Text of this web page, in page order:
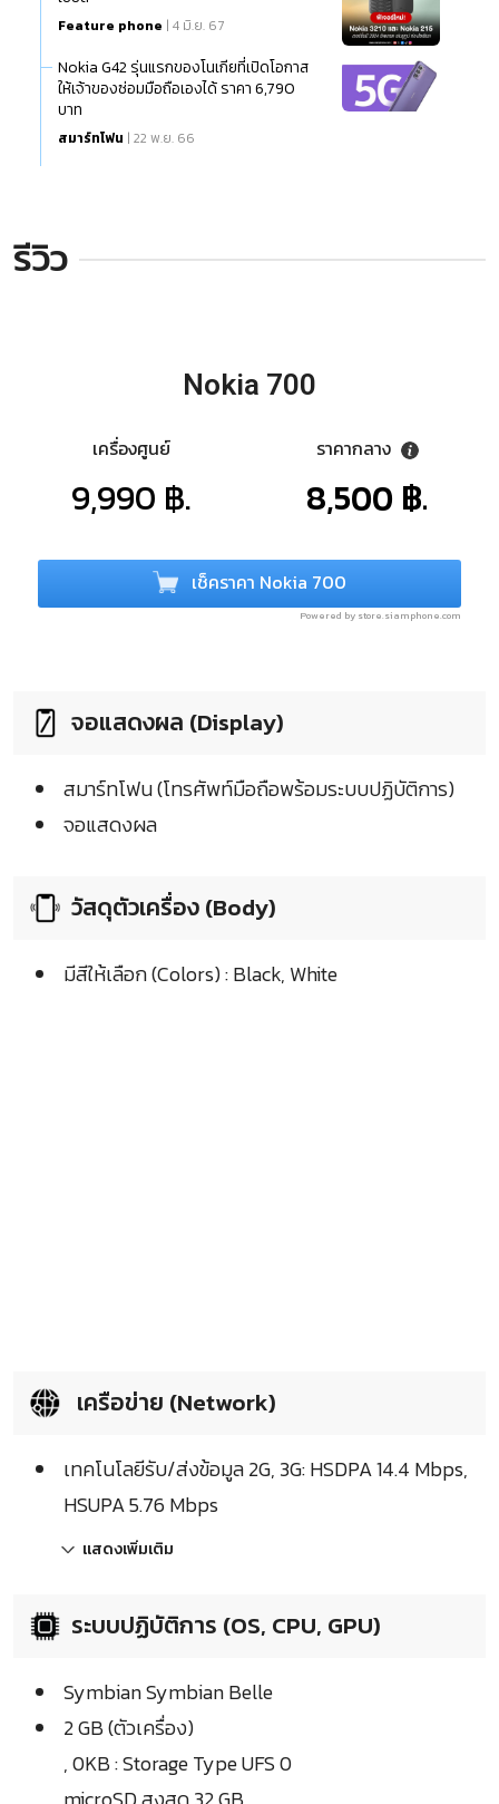
Feature phone | 4 มิ.ย. 67
Nokia G42 รุ่นแรกของโนเกียที่เปิดโอกาส
ให้เจ้าของซ่อมมือถือเองได้ ราคา 6,790
บาท
สมาร์ทโฟน | 22 พ.ย. 66
รีวิว
Nokia 700
เครื่องศูนย์
9,990 ฿.
ราคากลาง
8,500 ฿.
เช็คราคา Nokia 700
Powered by store.siamphone.com
จอแสดงผล (Display)
สมาร์ทโฟน (โทรศัพท์มือถือพร้อมระบบปฏิบัติการ)
จอแสดงผล
วัสดุตัวเครื่อง (Body)
มีสีให้เลือก (Colors) : Black, White
เครือข่าย (Network)
เทคโนโลยีรับ/ส่งข้อมูล 2G, 3G: HSDPA 14.4 Mbps,
HSUPA 5.76 Mbps
แสดงเพิ่มเติม
ระบบปฏิบัติการ (OS, CPU, GPU)
Symbian Symbian Belle
2 GB (ตัวเครื่อง)
, 0KB : Storage Type UFS 0